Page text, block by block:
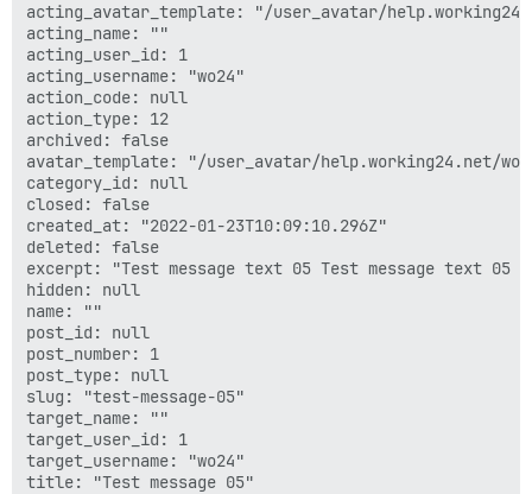
acting_avatar_template: "/user_avatar/
acting_name: ""
acting_user_id: 1
acting_username: "wo24"
action_code: null
action_type: 12
archived: false
avatar_template: "/user_avatar/help.working24.net/
category_id: null
closed: false
created_at: "2022-01-23T10:09:10.296Z"
deleted: false
excerpt: "Test message text 05 Test message text 05
hidden: null
name: ""
post_id: null
post_number: 1
post_type: null
slug: "test-message-05"
target_name: ""
target_user_id: 1
target_username: "wo24"
title: "Test message 05"